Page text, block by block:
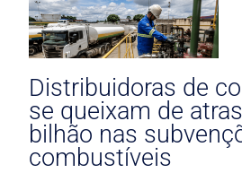
Distribuidoras de
se queixam de
bilhão nas
combustíveis